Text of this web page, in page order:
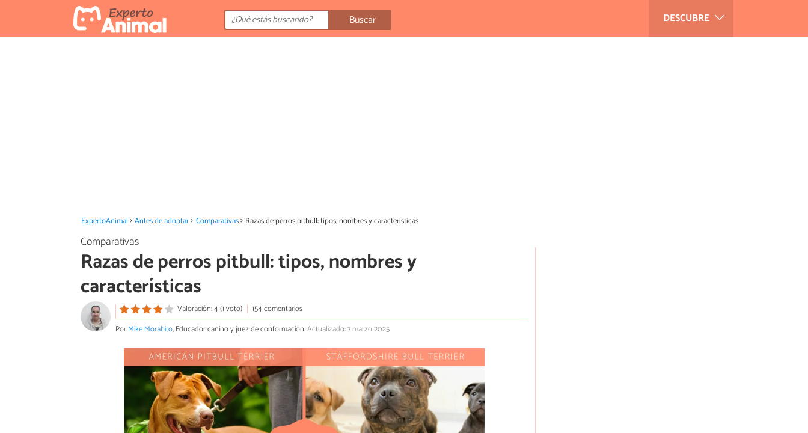
DESCUBRE
Buscar
ExpertoAnimal Antes de adoptar Comparativas Razas de perros pitbull: tipos, nombres y características
Comparativas
Razas de perros pitbull: tipos, nombres y
características
Valoración: 4 (1 voto)
154 comentarios
PorMike Morabito, Educador canino y juez de conformación.Actualizado: 7 marzo 2025